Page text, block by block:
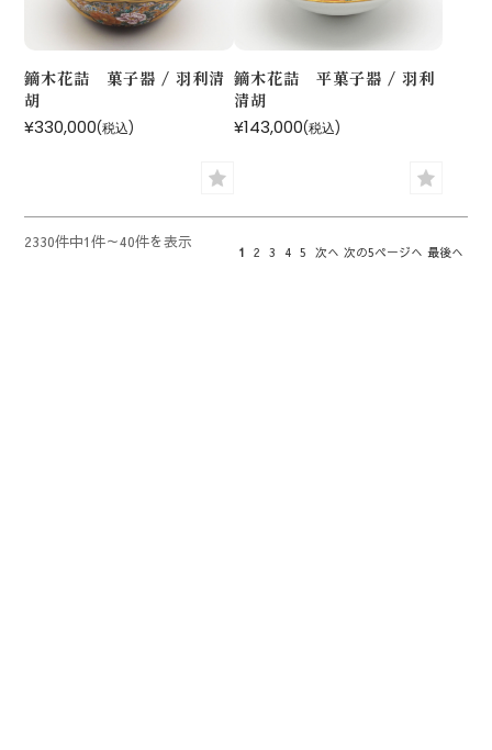
鏑木花詰 菓子器 / 羽利清
胡
¥330,000(税込)
鏑木花詰 平菓子器 / 羽利
清胡
¥143,000(税込)
2330件中1件～40件を表示
1 2 3 4 5 次へ 次の5ページへ 最後へ